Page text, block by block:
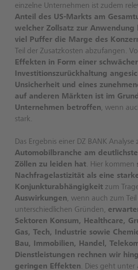
einzelne Unternehmen ist zudem
Anteil des US-Markts am
welcher Zollsatz zur Anwendung
viel Puffer die Marge des
Teil der Zusatzkosten abzufangen.
Effekten in Form einer
Investitionszurückhaltung
Unsicherheit und eines
auf anderen Märkten ist im
Unternehmen betroffen, wenn
stark.
Das Ergebnis einer DZ BANK Analyse
Automobilbranche am
Zöllen zu leiden hat. Hier kommen
Nachfragelastizität als eine
Konjunkturabhängigkeit zum
Auswirkungen, wenn auch zum Teil
unterschiedlichen Gründen,
Sektoren Konsum, Healthcare,
Gas, Tech, Industrie sowie
Bau, Immobilien, Handel,
Dienstleistungen rechnen wir
geringen Effekten . Dies geht